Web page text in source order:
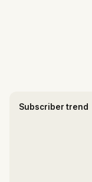
Subscriber trend